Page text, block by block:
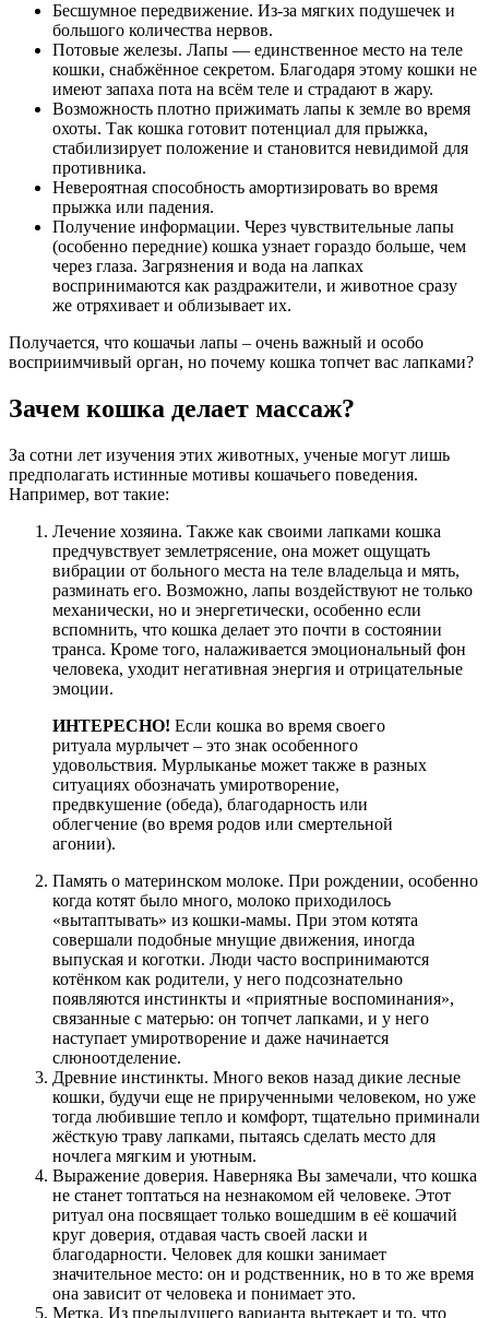
Бесшумное передвижение. Из-за мягких подушечек и
большого количества нервов.
Потовые железы. Лапы — единственное место на теле
кошки, снабжённое секретом. Благодаря этому кошки не
имеют запаха пота на всём теле и страдают в жару.
Возможность плотно прижимать лапы к земле во время
охоты. Так кошка готовит потенциал для прыжка,
стабилизирует положение и становится невидимой для
противника.
Невероятная способность амортизировать во время
прыжка или падения.
Получение информации. Через чувствительные лапы
(особенно передние) кошка узнает гораздо больше, чем
через глаза. Загрязнения и вода на лапках
воспринимаются как раздражители, и животное сразу
же отряхивает и облизывает их.
Получается, что кошачьи лапы – очень важный и особо
восприимчивый орган, но почему кошка топчет вас лапками?
Зачем кошка делает массаж?
За сотни лет изучения этих животных, ученые могут лишь
предполагать истинные мотивы кошачьего поведения.
Например, вот такие:
Лечение хозяина. Также как своими лапками кошка
предчувствует землетрясение, она может ощущать
вибрации от больного места на теле владельца и мять,
разминать его. Возможно, лапы воздействуют не только
механически, но и энергетически, особенно если
вспомнить, что кошка делает это почти в состоянии
транса. Кроме того, налаживается эмоциональный фон
человека, уходит негативная энергия и отрицательные
эмоции.
ИНТЕРЕСНО! Если кошка во время своего
ритуала мурлычет – это знак особенного
удовольствия. Мурлыканье может также в разных
ситуациях обозначать умиротворение,
предвкушение (обеда), благодарность или
облегчение (во время родов или смертельной
агонии).
Память о материнском молоке. При рождении, особенно
когда котят было много, молоко приходилось
«вытаптывать» из кошки-мамы. При этом котята
совершали подобные мнущие движения, иногда
выпуская и коготки. Люди часто воспринимаются
котёнком как родители, у него подсознательно
появляются инстинкты и «приятные воспоминания»,
связанные с матерью: он топчет лапками, и у него
наступает умиротворение и даже начинается
слюноотделение.
Древние инстинкты. Много веков назад дикие лесные
кошки, будучи еще не прирученными человеком, но уже
тогда любившие тепло и комфорт, тщательно приминали
жёсткую траву лапками, пытаясь сделать место для
ночлега мягким и уютным.
Выражение доверия. Наверняка Вы замечали, что кошка
не станет топтаться на незнакомом ей человеке. Этот
ритуал она посвящает только вошедшим в её кошачий
круг доверия, отдавая часть своей ласки и
благодарности. Человек для кошки занимает
значительное место: он и родственник, но в то же время
она зависит от человека и понимает это.
Метка. Из предыдущего варианта вытекает и то, что